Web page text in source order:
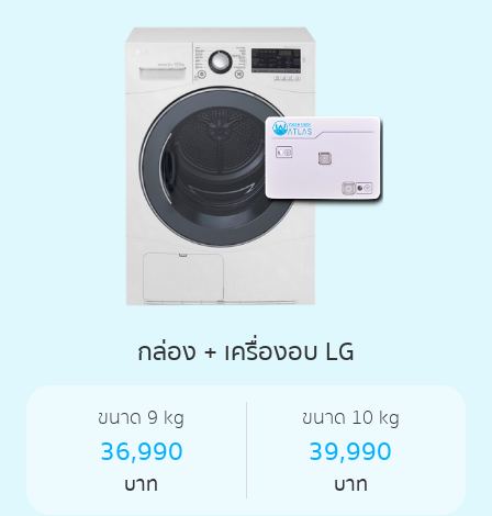
กล่อง + เครื่องอบ LG
ขนาด 9 kg
36,990
บาท
ขนาด 10 kg
39,990
บาท